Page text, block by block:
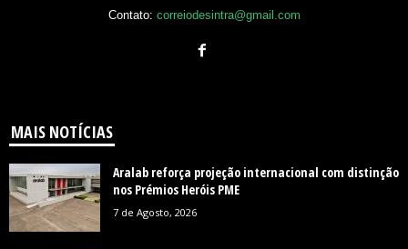
Contato: correiodesintra@gmail.com
MAIS NOTÍCIAS
Aralab reforça projeção internacional com distinção
nos Prémios Heróis PME
7 de Agosto, 2026